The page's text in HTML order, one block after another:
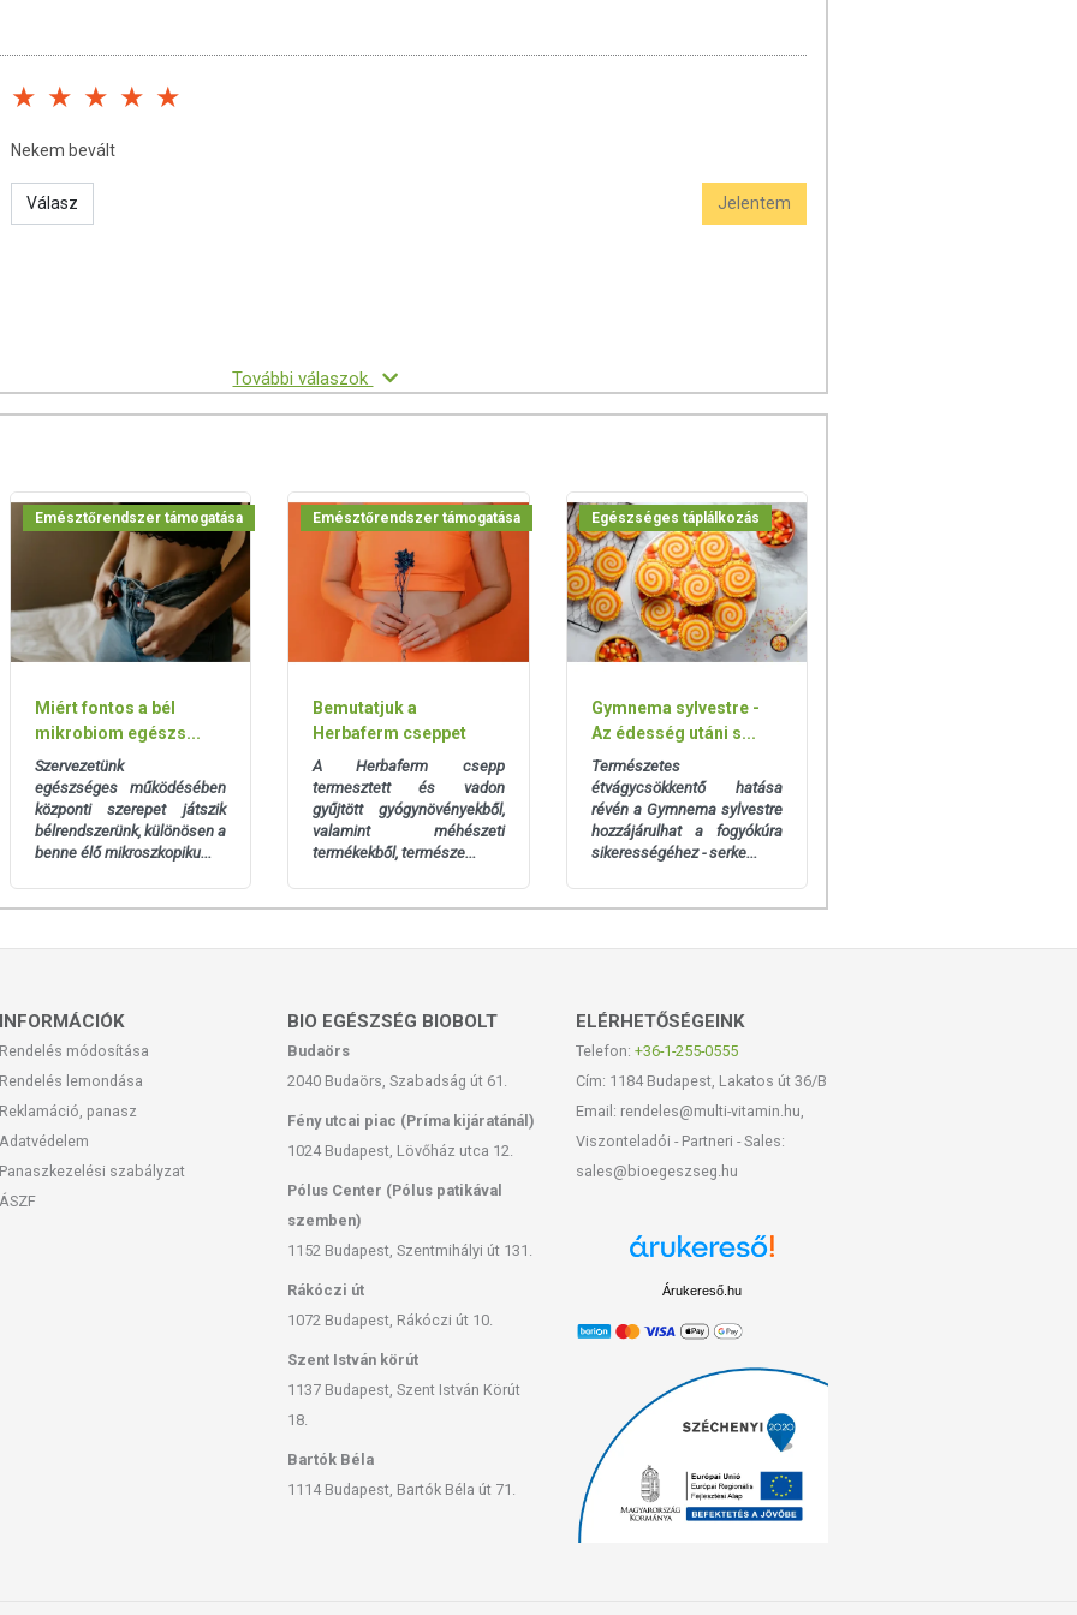
(Carica papaya L.) termés kivonat 4:1, ananász (Ananas
glabra L.) kivonat, articsóka (Cynara Scolymus L.)
L.) virág kivonat, komló (Humulus Lupulus L.) toboz kivonat,
édeskömény (Foeniculum Vulgare L.) termés kivonat, ánizs
fahéj (Cinnamomun zeylanicum L.) kéreg kivonat 4:1, orvosi
kivonat, gyömbér (Zingiber officinale Rosc.) gyökértörzs
50 mg
4:1
5,7 mg
20 mg
0,6 mg
15 mg
15 µg
kivonat 4:1 10 mg
kivonat
kivonat
kivonat
elől elzárva tartandó! Felbontás után hűtőben tárolandó!
Nekem bevált
Válasz Jelentem
További válaszok
Emésztőrendszer támogatása
Miért fontos a bél
mikrobiom egészs...
Szervezetünk
egészséges működésében
központi szerepet játszik
bélrendszerünk, különösen a
benne élő mikroszkopiku...
Emésztőrendszer támogatása
Bemutatjuk a
Herbaferm cseppet
A Herbaferm csepp
termesztett és vadon
gyűjtött gyógynövényekből,
valamint méhészeti
termékekből, természe...
Egészséges táplálkozás
Gymnema sylvestre -
Az édesség utáni s...
Természetes
étvágycsökkentő hatása
révén a Gymnema sylvestre
hozzájárulhat a fogyókúra
sikerességéhez - serke...
INFORMÁCIÓK
Rendelés módosítása
Rendelés lemondása
Reklamáció, panasz
Adatvédelem
Panaszkezelési szabályzat
ÁSZF
BIO EGÉSZSÉG BIOBOLT
Budaörs
2040 Budaörs, Szabadság út 61.
Fény utcai piac (Príma kijáratánál)
1024 Budapest, Lövőház utca 12.
Pólus Center (Pólus patikával
szemben)
1152 Budapest, Szentmihályi út 131.
Rákóczi út
1072 Budapest, Rákóczi út 10.
Szent István körút
1137 Budapest, Szent István Körút
18.
Bartók Béla
1114 Budapest, Bartók Béla út 71.
ELÉRHETŐSÉGEINK
Telefon: +36-1-255-0555
Cím: 1184 Budapest, Lakatos út 36/B
Email: rendeles@multi-vitamin.hu,
Viszonteladói - Partneri - Sales:
sales@bioegeszseg.hu
Árukereső.hu